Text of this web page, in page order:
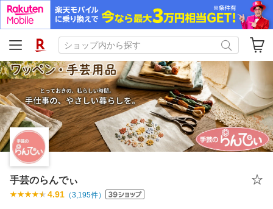
手芸のらんでぃ
4.91 （3,195件）